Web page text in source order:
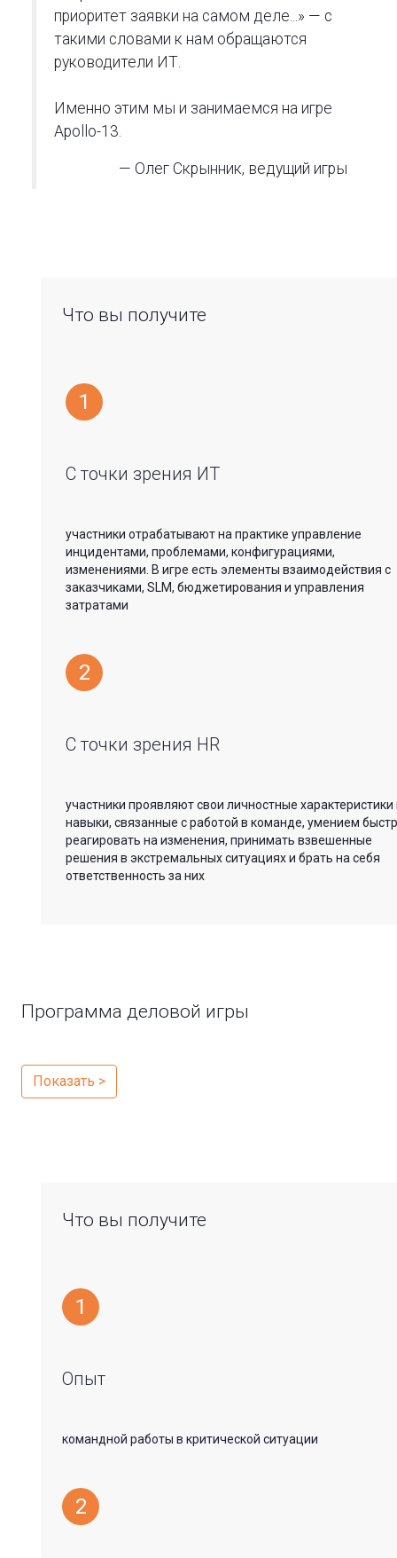
приоритет заявки на самом деле...» — с
такими словами к нам обращаются
руководители ИТ.
Именно этим мы и занимаемся на игре
Apollo-13.
— Олег Скрынник, ведущий игры
Что вы получите
1
С точки зрения ИТ
участники отрабатывают на практике управление
инцидентами, проблемами, конфигурациями,
изменениями. В игре есть элементы взаимодействия с
заказчиками, SLM, бюджетирования и управления
затратами
2
С точки зрения HR
участники проявляют свои личностные характеристики
навыки, связанные с работой в команде, умением
реагировать на изменения, принимать взвешенные
решения в экстремальных ситуациях и брать на себя
ответственность за них
Программа деловой игры
Показать >
Что вы получите
1
Опыт
командной работы в критической ситуации
2